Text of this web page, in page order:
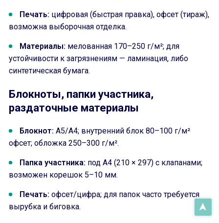
Печать: цифровая (быстрая правка), офсет (тираж),
возможна выборочная отделка.
Материалы: мелованная 170–250 г/м²; для
устойчивости к загрязнениям — ламинация, либо
синтетическая бумага.
Блокноты, папки участника,
раздаточные материалы
Блокнот: A5/A4; внутренний блок 80–100 г/м²
офсет; обложка 250–300 г/м².
Папка участника: под A4 (210 × 297) с клапанами;
возможен корешок 5–10 мм.
Печать: офсет/цифра; для папок часто требуется
вырубка и биговка.
➤